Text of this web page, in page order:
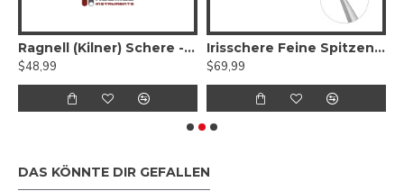
Ragnell (Kilner) Schere - Wolframkarbid, gezahnt, gebogene flache Spitzen
$48,99
Irisschere Feine Spitzen, gezahnt - Wolframkarbid
$69,99
DAS KÖNNTE DIR GEFALLEN